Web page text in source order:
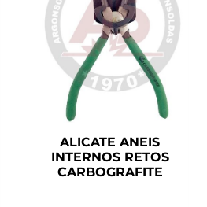
ALICATE ANEIS
INTERNOS RETOS
CARBOGRAFITE